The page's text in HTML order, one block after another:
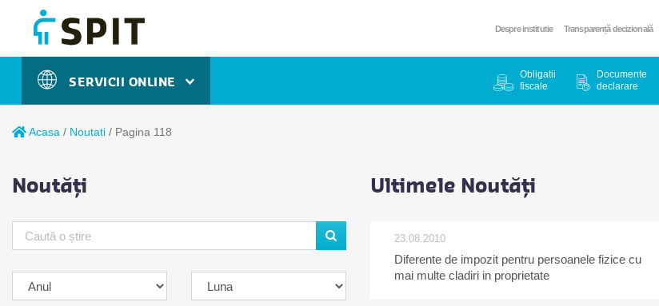
Despre institutie Transparență decizională
SERVICII ONLINE
Obligatii
fiscale
Documente
declarare
Acasa / Noutati / Pagina 118
Noutăți Ultimele Noutăți
23.08.2010
Diferente de impozit pentru persoanele fizice cu
mai multe cladiri in proprietate